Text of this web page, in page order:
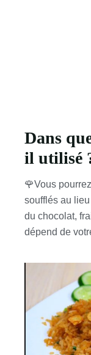
Dans
il utilisé
🌹Vous
soufflés au
du chocolat,
dépend de